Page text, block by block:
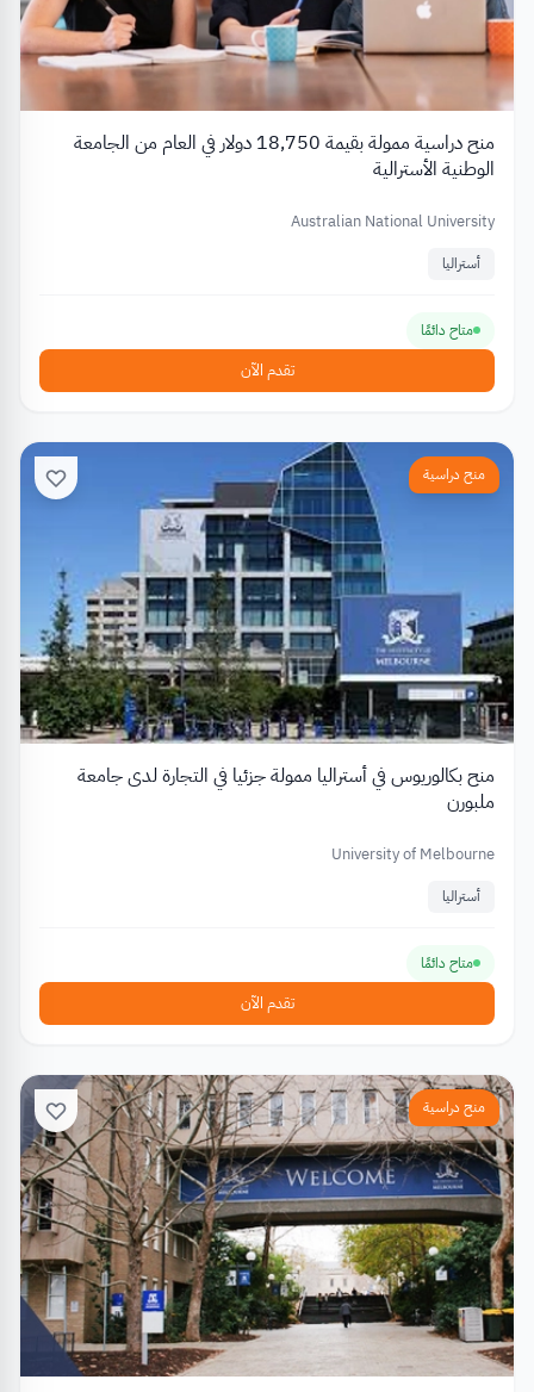
منح دراسية ممولة بقيمة 18,750 دولار في العام من الجامعة
الوطنية الأسترالية
Australian National University
أستراليا
متاح دائمًا
تقدم الآن
منح دراسية
منح بكالوريوس في أستراليا ممولة جزئيا في التجارة لدى جامعة
ملبورن
University of Melbourne
أستراليا
متاح دائمًا
تقدم الآن
منح دراسية